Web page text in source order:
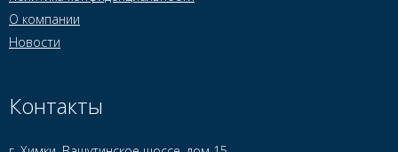
О компании
Новости
Контакты